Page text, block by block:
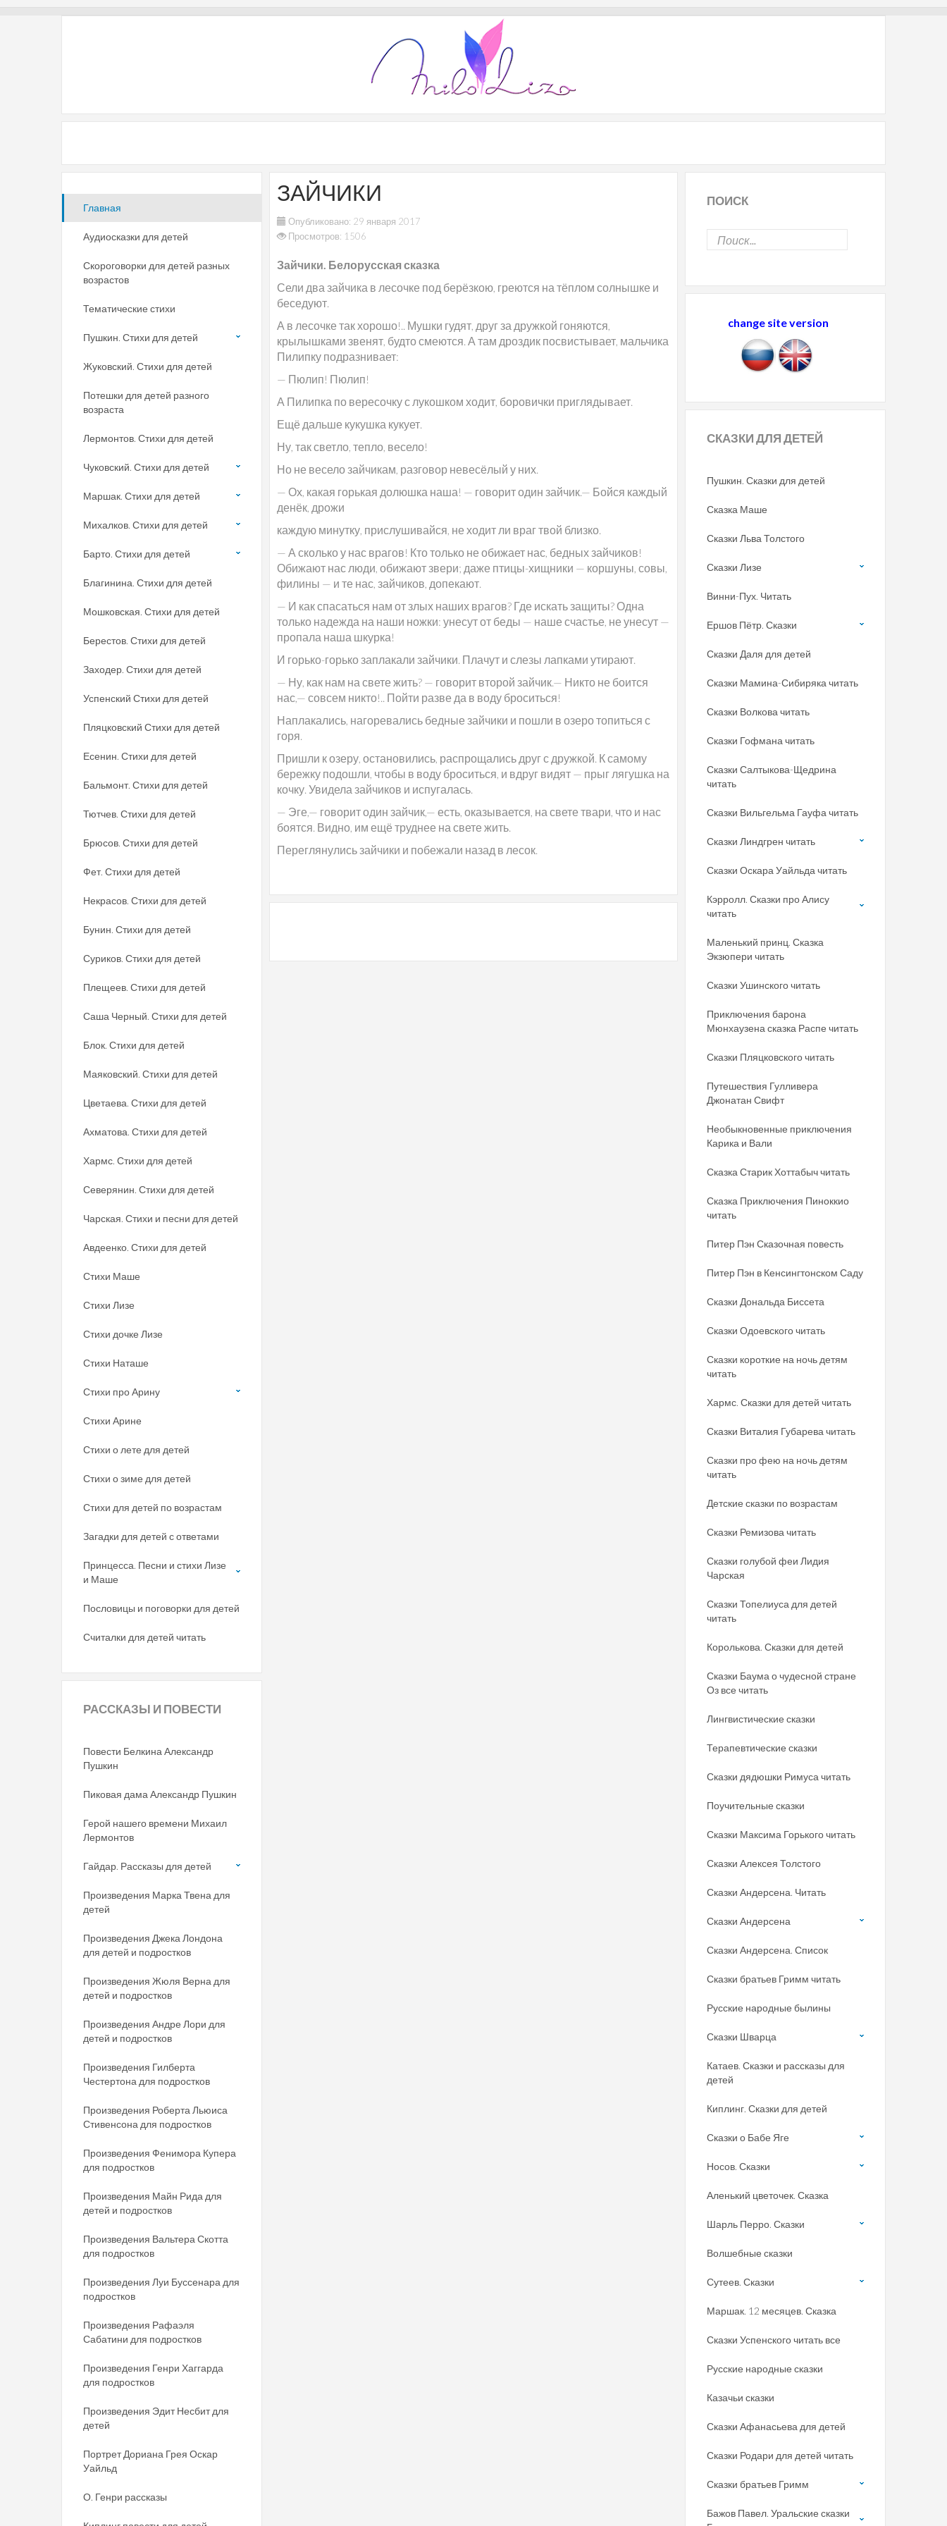
ЗАЙЧИКИ
Опубликовано: 29 января 2017
Просмотров: 1506
Зайчики. Белорусская сказка
Сели два зайчика в лесочке под берёзкою, греются на тёплом солнышке и
беседуют.
А в лесочке так хорошо!.. Мушки гудят, друг за дружкой гоняются,
крылышками звенят, будто смеются. А там дроздик посвистывает, мальчика
Пилипку подразнивает:
— Пюлип! Пюлип!
А Пилипка по вересочку с лукошком ходит, боровички приглядывает.
Ещё дальше кукушка кукует.
Ну, так светло, тепло, весело!
Но не весело зайчикам, разговор невесёлый у них.
— Ох, какая горькая долюшка наша! — говорит один зайчик.— Бойся каждый
денёк, дрожи
каждую минутку, прислушивайся, не ходит ли враг твой близко.
— А сколько у нас врагов! Кто только не обижает нас, бедных зайчиков!
Обижают нас люди, обижают звери; даже птицы-хищники — коршуны, совы,
филины — и те нас, зайчиков, допекают.
— И как спасаться нам от злых наших врагов? Где искать защиты? Одна
только надежда на наши ножки: унесут от беды — наше счастье, не унесут —
пропала наша шкурка!
И горько-горько заплакали зайчики. Плачут и слезы лапками утирают.
— Ну, как нам на свете жить? — говорит второй зайчик.— Никто не боится
нас,— совсем никто!.. Пойти разве да в воду броситься!
Наплакались, нагоревались бедные зайчики и пошли в озеро топиться с
горя.
Пришли к озеру, остановились, распрощались друг с дружкой. К самому
бережку подошли, чтобы в воду броситься, и вдруг видят — прыг лягушка на
кочку. Увидела зайчиков и испугалась.
— Эге,— говорит один зайчик,— есть, оказывается, на свете твари, что и нас
боятся. Видно, им ещё труднее на свете жить.
Переглянулись зайчики и побежали назад в лесок.
Главная
Аудиосказки для детей
Скороговорки для детей разных
возрастов
Тематические стихи
Пушкин. Стихи для детей
Жуковский. Стихи для детей
Потешки для детей разного
возраста
Лермонтов. Стихи для детей
Чуковский. Стихи для детей
Маршак. Стихи для детей
Михалков. Стихи для детей
Барто. Стихи для детей
Благинина. Стихи для детей
Мошковская. Стихи для детей
Берестов. Стихи для детей
Заходер. Стихи для детей
Успенский Стихи для детей
Пляцковский Стихи для детей
Есенин. Стихи для детей
Бальмонт. Стихи для детей
Тютчев. Стихи для детей
Брюсов. Стихи для детей
Фет. Стихи для детей
Некрасов. Стихи для детей
Бунин. Стихи для детей
Суриков. Стихи для детей
Плещеев. Стихи для детей
Саша Черный. Стихи для детей
Блок. Стихи для детей
Маяковский. Стихи для детей
Цветаева. Стихи для детей
Ахматова. Стихи для детей
Хармс. Стихи для детей
Северянин. Стихи для детей
Чарская. Стихи и песни для детей
Авдеенко. Стихи для детей
Стихи Маше
Стихи Лизе
Стихи дочке Лизе
Стихи Наташе
Стихи про Арину
Стихи Арине
Стихи о лете для детей
Стихи о зиме для детей
Стихи для детей по возрастам
Загадки для детей с ответами
Принцесса. Песни и стихи Лизе
и Маше
Пословицы и поговорки для детей
Считалки для детей читать
РАССКАЗЫ И ПОВЕСТИ
Повести Белкина Александр
Пушкин
Пиковая дама Александр Пушкин
Герой нашего времени Михаил
Лермонтов
Гайдар. Рассказы для детей
Произведения Марка Твена для
детей
Произведения Джека Лондона
для детей и подростков
Произведения Жюля Верна для
детей и подростков
Произведения Андре Лори для
детей и подростков
Произведения Гилберта
Честертона для подростков
Произведения Роберта Льюиса
Стивенсона для подростков
Произведения Фенимора Купера
для подростков
Произведения Майн Рида для
детей и подростков
Произведения Вальтера Скотта
для подростков
Произведения Луи Буссенара для
подростков
Произведения Рафаэля
Сабатини для подростков
Произведения Генри Хаггарда
для подростков
Произведения Эдит Несбит для
детей
Портрет Дориана Грея Оскар
Уайльд
О. Генри рассказы
ПОИСК
change site version
СКАЗКИДЛЯ ДЕТЕЙ
Пушкин. Сказки для детей
Сказка Маше
Сказки Льва Толстого
Сказки Лизе
Винни-Пух. Читать
Ершов Пётр. Сказки
Сказки Даля для детей
Сказки Мамина-Сибиряка читать
Сказки Волкова читать
Сказки Гофмана читать
Сказки Салтыкова-Щедрина
читать
Сказки Вильгельма Гауфа читать
Сказки Линдгрен читать
Сказки Оскара Уайльда читать
Кэрролл. Сказки про Алису
читать
Маленький принц. Сказка
Экзюпери читать
Сказки Ушинского читать
Приключения барона
Мюнхаузена сказка Распе читать
Сказки Пляцковского читать
Путешествия Гулливера
Джонатан Свифт
Необыкновенные приключения
Карика и Вали
Сказка Старик Хоттабыч читать
Сказка Приключения Пиноккио
читать
Питер Пэн Сказочная повесть
Питер Пэн в Кенсингтонском Саду
Сказки Дональда Биссета
Сказки Одоевского читать
Сказки короткие на ночь детям
читать
Хармс. Сказки для детей читать
Сказки Виталия Губарева читать
Сказки про фею на ночь детям
читать
Детские сказки по возрастам
Сказки Ремизова читать
Сказки голубой феи Лидия
Чарская
Сказки Топелиуса для детей
читать
Королькова. Сказки для детей
Сказки Баума о чудесной стране
Оз все читать
Лингвистические сказки
Терапевтические сказки
Сказки дядюшки Римуса читать
Поучительные сказки
Сказки Максима Горького читать
Сказки Алексея Толстого
Сказки Андерсена. Читать
Сказки Андерсена
Сказки Андерсена. Список
Сказки братьев Гримм читать
Русские народные былины
Сказки Шварца
Катаев. Сказки и рассказы для
детей
Киплинг. Сказки для детей
Сказки о Бабе Яге
Носов. Сказки
Аленький цветочек. Сказка
Шарль Перро. Сказки
Волшебные сказки
Сутеев. Сказки
Маршак. 12 месяцев. Сказка
Сказки Успенского читать все
Русские народные сказки
Казачьи сказки
Сказки Афанасьева для детей
Сказки Родари для детей читать
Сказки братьев Гримм
Бажов Павел. Уральские сказки